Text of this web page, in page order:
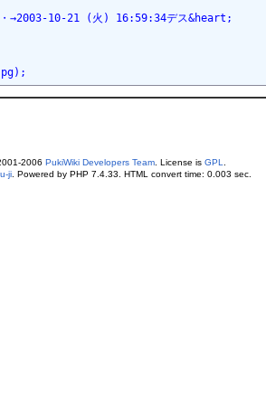
・→2003-10-21 (火) 16:59:34デス&heart;
2006 PukiWiki Developers Team. License is GPL
ji. Powered by PHP 7.4.33. HTML convert time: 0.003 sec.